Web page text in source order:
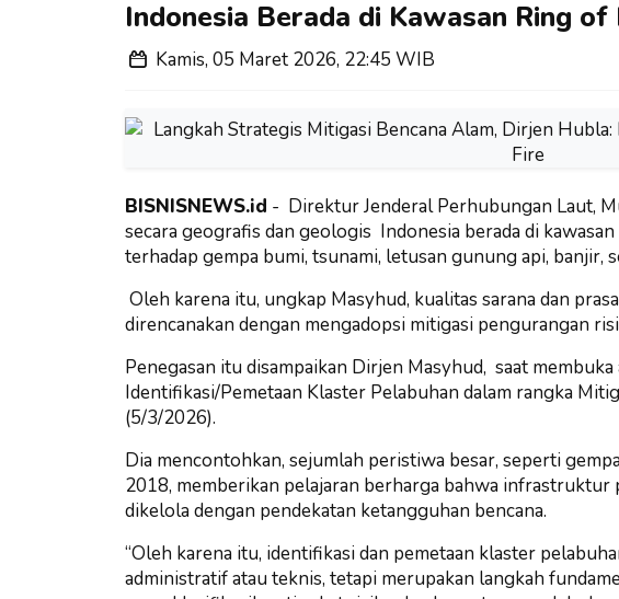
Indonesia Berada di Kawasan Ring of
Kamis, 05 Maret 2026, 22:45 WIB
BISNISNEWS.id - Direktur Jenderal Perhubungan Laut,
secara geografis dan geologis Indonesia berada di
terhadap gempa bumi, tsunami, letusan gunung api, banjir,
Oleh karena itu, ungkap Masyhud, kualitas sarana dan
direncanakan dengan mengadopsi mitigasi pengurangan
Penegasan itu disampaikan Dirjen Masyhud, saat
Identifikasi/Pemetaan Klaster Pelabuhan dalam rangka
(5/3/2026).
Dia mencontohkan, sejumlah peristiwa besar, seperti
2018, memberikan pelajaran berharga bahwa infrastruktur
dikelola dengan pendekatan ketangguhan bencana.
“Oleh karena itu, identifikasi dan pemetaan klaster
administratif atau teknis, tetapi merupakan langkah